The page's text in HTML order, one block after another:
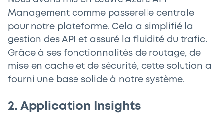
Management comme passerelle centrale
pour notre plateforme. Cela a simplifié la
gestion des API et assuré la fluidité du trafic.
Grâce à ses fonctionnalités de routage, de
mise en cache et de sécurité, cette solution a
fourni une base solide à notre système.
2. Application Insights